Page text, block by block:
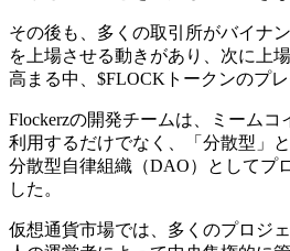
その後も、多くの取引所がバイナ
を上場させる動きがあり、次に上
高まる中、$FLOCKトークンのプ
Flockerzの開発チームは、ミーム
利用するだけでなく、「分散型」
分散型自律組織（DAO）としてプ
した。
仮想通貨市場では、多くのプロジ